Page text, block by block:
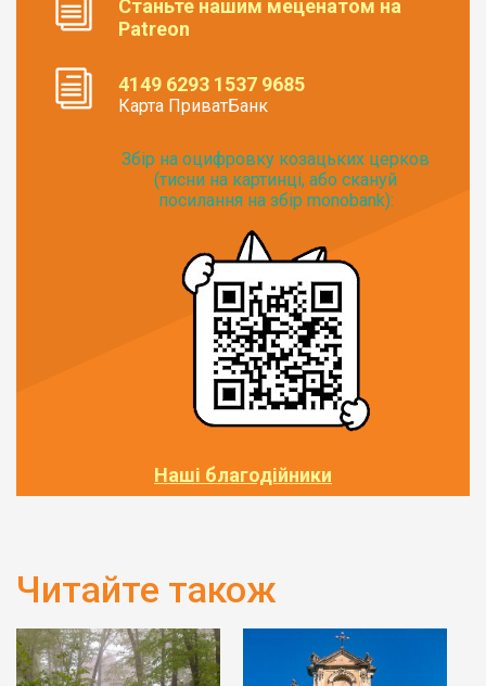
Станьте нашим меценатом на
Patreon
4149 6293 1537 9685
Карта ПриватБанк
Збір на оцифровку козацьких церков
(тисни на картинці, або скануй
посилання на збір monobank):
Наші благодійники
Читайте також